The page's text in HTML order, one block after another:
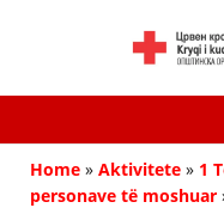
Home » Aktivitete » 1
personave të moshuar